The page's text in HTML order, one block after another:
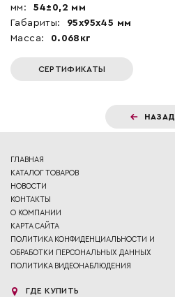
мм:
54±0,2 мм
Габариты:
95x95x45 мм
Масса:
0.068кг
СЕРТИФИКАТЫ
НАЗАД
ГЛАВНАЯ
КАТАЛОГ ТОВАРОВ
НОВОСТИ
КОНТАКТЫ
О КОМПАНИИ
КАРТА САЙТА
ПОЛИТИКА КОНФИДЕНЦИАЛЬНОСТИ И
ОБРАБОТКИ ПЕРСОНАЛЬНЫХ ДАННЫХ
ПОЛИТИКА ВИДЕОНАБЛЮДЕНИЯ
ГДЕ КУПИТЬ